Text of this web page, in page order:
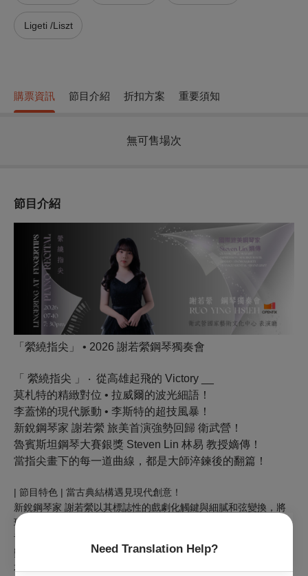
Need Translation Help?
Ligeti /Liszt
購票資訊 節目介紹 折扣方案 重要須知
無可售場次
節目介紹
「縈繞指尖」 • 2026 謝若縈鋼琴獨奏會
「 縈繞指尖 」 ‧ 從高雄起飛的 Victory __
莫札特的精緻對位 • 拉威爾的波光細語！
李蓋悌的現代脈動 • 李斯特的超技風暴！
新銳鋼琴家 謝若縈 旅美首演強勢回歸 衛武營！
魯賓斯坦鋼琴大賽銀獎 Steven Lin 林易 教授嫡傳！
當指尖畫下的每一道曲線，都是大師淬鍊後的翻篇！
| 節目特色 | 當古典結構遇見現代創意！
新銳鋼琴家 謝若縈以其標誌性的戲劇化觸鍵與細膩和弦變換，將
現場營造如「神祕音樂盒」般的音色盛宴。
音樂會以《縈繞指尖》為名，節目亮點由魯賓斯坦國際鋼琴大賽銀
獎得主 林易教授
(Steven Lin) 親自策劃與指導，並結合范克萊
本鋼琴大賽第三名得主 陳宣堯教授 (Sean Chen) 的國際視野